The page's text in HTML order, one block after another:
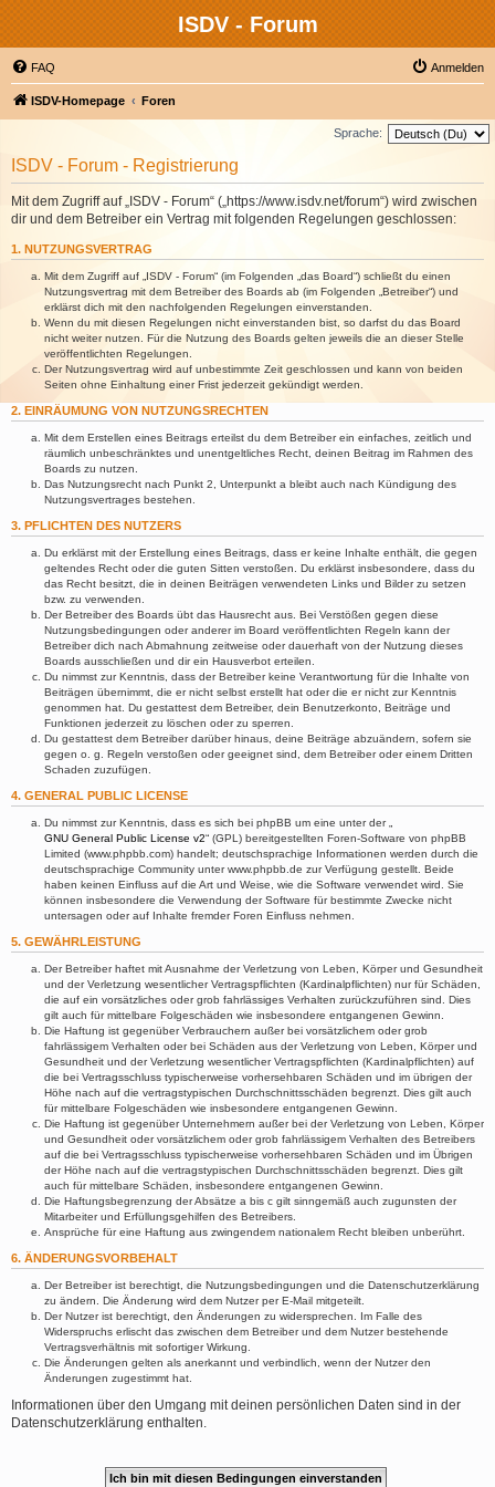
ISDV - Forum
FAQ Anmelden
ISDV-Homepage Foren
Sprache:
ISDV - Forum - Registrierung
Mit dem Zugriff auf „ISDV - Forum“ („https://www.isdv.net/forum“) wird zwischen
dir und dem Betreiber ein Vertrag mit folgenden Regelungen geschlossen:
1. NUTZUNGSVERTRAG
Mit dem Zugriff auf „ISDV - Forum“ (im Folgenden „das Board“) schließt du einen
Nutzungsvertrag mit dem Betreiber des Boards ab (im Folgenden „Betreiber“) und
erklärst dich mit den nachfolgenden Regelungen einverstanden.
Wenn du mit diesen Regelungen nicht einverstanden bist, so darfst du das Board
nicht weiter nutzen. Für die Nutzung des Boards gelten jeweils die an dieser Stelle
veröffentlichten Regelungen.
Der Nutzungsvertrag wird auf unbestimmte Zeit geschlossen und kann von beiden
Seiten ohne Einhaltung einer Frist jederzeit gekündigt werden.
2. EINRÄUMUNG VON NUTZUNGSRECHTEN
Mit dem Erstellen eines Beitrags erteilst du dem Betreiber ein einfaches, zeitlich und
räumlich unbeschränktes und unentgeltliches Recht, deinen Beitrag im Rahmen des
Boards zu nutzen.
Das Nutzungsrecht nach Punkt 2, Unterpunkt a bleibt auch nach Kündigung des
Nutzungsvertrages bestehen.
3. PFLICHTEN DES NUTZERS
Du erklärst mit der Erstellung eines Beitrags, dass er keine Inhalte enthält, die gegen
geltendes Recht oder die guten Sitten verstoßen. Du erklärst insbesondere, dass du
das Recht besitzt, die in deinen Beiträgen verwendeten Links und Bilder zu setzen
bzw. zu verwenden.
Der Betreiber des Boards übt das Hausrecht aus. Bei Verstößen gegen diese
Nutzungsbedingungen oder anderer im Board veröffentlichten Regeln kann der
Betreiber dich nach Abmahnung zeitweise oder dauerhaft von der Nutzung dieses
Boards ausschließen und dir ein Hausverbot erteilen.
Du nimmst zur Kenntnis, dass der Betreiber keine Verantwortung für die Inhalte von
Beiträgen übernimmt, die er nicht selbst erstellt hat oder die er nicht zur Kenntnis
genommen hat. Du gestattest dem Betreiber, dein Benutzerkonto, Beiträge und
Funktionen jederzeit zu löschen oder zu sperren.
Du gestattest dem Betreiber darüber hinaus, deine Beiträge abzuändern, sofern sie
gegen o. g. Regeln verstoßen oder geeignet sind, dem Betreiber oder einem Dritten
Schaden zuzufügen.
4. GENERAL PUBLIC LICENSE
Du nimmst zur Kenntnis, dass es sich bei phpBB um eine unter der „
GNU General Public License v2“ (GPL) bereitgestellten Foren-Software von phpBB
Limited (www.phpbb.com) handelt; deutschsprachige Informationen werden durch die
deutschsprachige Community unter www.phpbb.de zur Verfügung gestellt. Beide
haben keinen Einfluss auf die Art und Weise, wie die Software verwendet wird. Sie
können insbesondere die Verwendung der Software für bestimmte Zwecke nicht
untersagen oder auf Inhalte fremder Foren Einfluss nehmen.
5. GEWÄHRLEISTUNG
Der Betreiber haftet mit Ausnahme der Verletzung von Leben, Körper und Gesundheit
und der Verletzung wesentlicher Vertragspflichten (Kardinalpflichten) nur für Schäden,
die auf ein vorsätzliches oder grob fahrlässiges Verhalten zurückzuführen sind. Dies
gilt auch für mittelbare Folgeschäden wie insbesondere entgangenen Gewinn.
Die Haftung ist gegenüber Verbrauchern außer bei vorsätzlichem oder grob
fahrlässigem Verhalten oder bei Schäden aus der Verletzung von Leben, Körper und
Gesundheit und der Verletzung wesentlicher Vertragspflichten (Kardinalpflichten) auf
die bei Vertragsschluss typischerweise vorhersehbaren Schäden und im übrigen der
Höhe nach auf die vertragstypischen Durchschnittsschäden begrenzt. Dies gilt auch
für mittelbare Folgeschäden wie insbesondere entgangenen Gewinn.
Die Haftung ist gegenüber Unternehmern außer bei der Verletzung von Leben, Körper
und Gesundheit oder vorsätzlichem oder grob fahrlässigem Verhalten des Betreibers
auf die bei Vertragsschluss typischerweise vorhersehbaren Schäden und im Übrigen
der Höhe nach auf die vertragstypischen Durchschnittsschäden begrenzt. Dies gilt
auch für mittelbare Schäden, insbesondere entgangenen Gewinn.
Die Haftungsbegrenzung der Absätze a bis c gilt sinngemäß auch zugunsten der
Mitarbeiter und Erfüllungsgehilfen des Betreibers.
Ansprüche für eine Haftung aus zwingendem nationalem Recht bleiben unberührt.
6. ÄNDERUNGSVORBEHALT
Der Betreiber ist berechtigt, die Nutzungsbedingungen und die Datenschutzerklärung
zu ändern. Die Änderung wird dem Nutzer per E-Mail mitgeteilt.
Der Nutzer ist berechtigt, den Änderungen zu widersprechen. Im Falle des
Widerspruchs erlischt das zwischen dem Betreiber und dem Nutzer bestehende
Vertragsverhältnis mit sofortiger Wirkung.
Die Änderungen gelten als anerkannt und verbindlich, wenn der Nutzer den
Änderungen zugestimmt hat.
Informationen über den Umgang mit deinen persönlichen Daten sind in der
Datenschutzerklärung enthalten.